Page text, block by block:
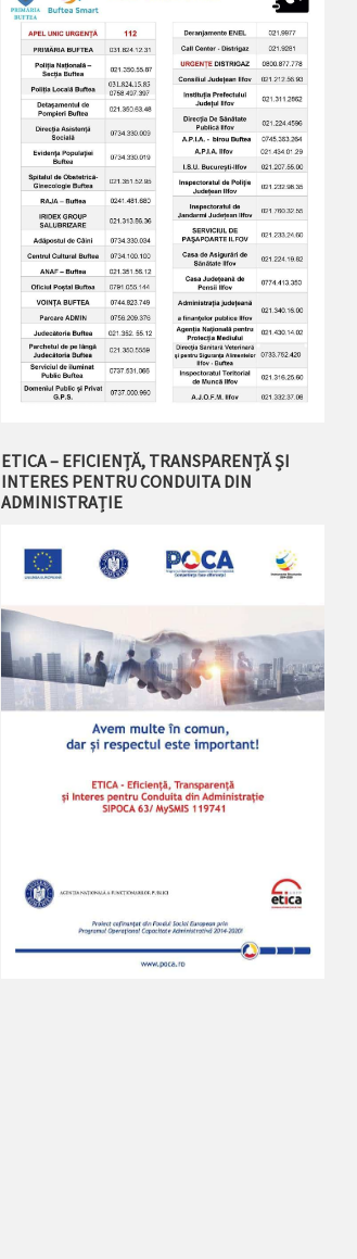
ETICA – EFICIENȚĂ, TRANSPARENȚĂ ȘI
INTERES PENTRU CONDUITA DIN
ADMINISTRAȚIE